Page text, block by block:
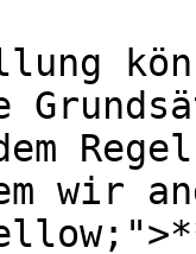
wir